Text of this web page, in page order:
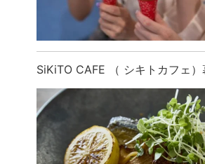
SiKiTO CAFE （ シキトカフェ